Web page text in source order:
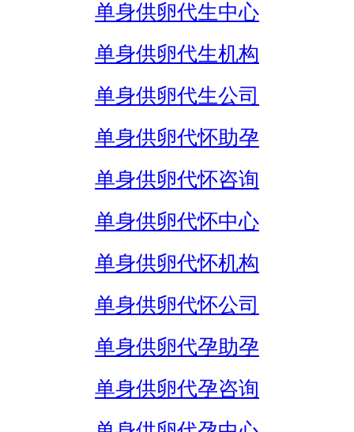
单身供卵代生中心
单身供卵代生机构
单身供卵代生公司
单身供卵代怀助孕
单身供卵代怀咨询
单身供卵代怀中心
单身供卵代怀机构
单身供卵代怀公司
单身供卵代孕助孕
单身供卵代孕咨询